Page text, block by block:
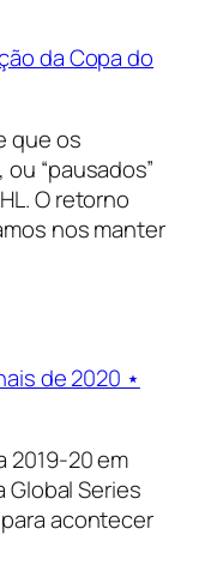
da Copa do
que os
“pausados”
O retorno
nos manter
de 2020 ⋆
2019-20 em
Series
acontecer